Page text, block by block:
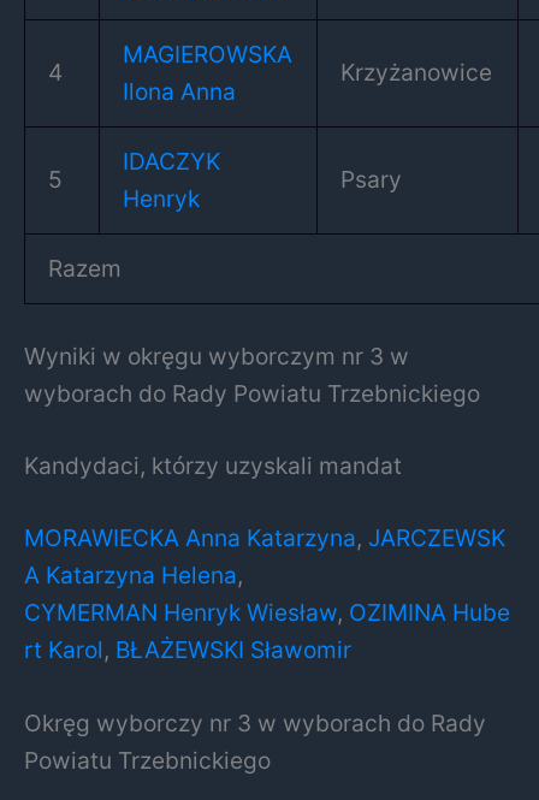
4
MAGIEROWSKA
Ilona Anna
Krzyżanowice
5
IDACZYK
Henryk
Psary
Razem
Wyniki w okręgu wyborczym nr 3 w
wyborach do Rady Powiatu Trzebnickiego
Kandydaci, którzy uzyskali mandat
MORAWIECKA Anna Katarzyna, JARCZEWSK
A Katarzyna Helena,
CYMERMAN Henryk Wiesław, OZIMINA Hube
rt Karol, BŁAŻEWSKI Sławomir
Okręg wyborczy nr 3 w wyborach do Rady
Powiatu Trzebnickiego